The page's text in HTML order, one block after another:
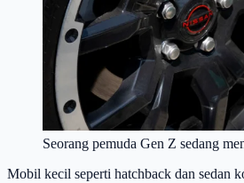
Seorang pemuda Gen Z sedang
Mobil kecil seperti hatchback dan sedan